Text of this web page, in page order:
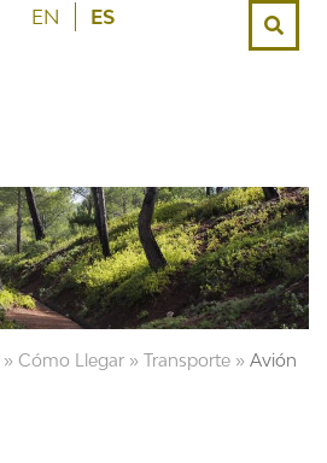
EN ES
» Cómo Llegar » Transporte » Avión